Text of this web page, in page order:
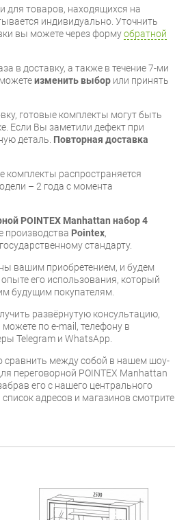
для товаров, находящихся на
индивидуально. Уточнить
вы можете через формуобратной
в доставку, а также в течение 7-ми
изменить выбор или принять
готовые комплекты могут быть
Если Вы заметили дефект при
деталь. Повторная доставка
комплекты распространяется
– 2 года с момента
POINTEX Manhattan набор 4
производства Pointex,
стандарту.
вашим приобретением, и будем
его использования, который
будущим покупателям.
развёрнутую консультацию,
по e-mail, телефону в
Telegram и WhatsApp.
между собой в нашем шоу-
переговорной POINTEX Manhattan
его с нашего центрального
адресов и магазинов смотрите